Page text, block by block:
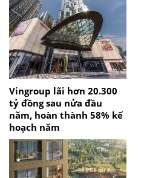
Vingroup lãi hơn 20.300
tỷ đồng sau nửa đầu
năm, hoàn thành 58% kế
hoạch năm